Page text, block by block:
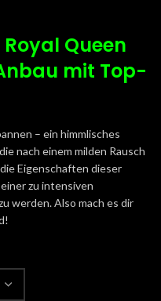
Queen
mit Top-
– ein himmlisches
nach einem milden Rausch
Eigenschaften dieser
zu intensiven
werden. Also mach es dir